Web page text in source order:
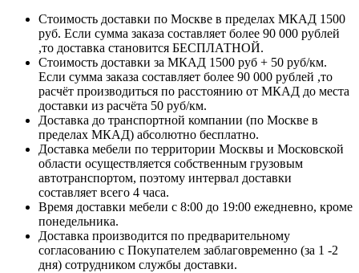
Стоимость доставки по Москве в пределах МКАД 1500
руб. Если сумма заказа составляет более 90 000 рублей
,то доставка становится БЕСПЛАТНОЙ.
Стоимость доставки за МКАД 1500 руб + 50 руб/км.
Если сумма заказа составляет более 90 000 рублей ,то
расчёт производиться по расстоянию от МКАД до места
доставки из расчёта 50 руб/км.
Доставка до транспортной компании (по Москве в
пределах МКАД) абсолютно бесплатно.
Доставка мебели по территории Москвы и Московской
области осуществляется собственным грузовым
автотранспортом, поэтому интервал доставки
составляет всего 4 часа.
Время доставки мебели с 8:00 до 19:00 ежедневно, кроме
понедельника.
Доставка производится по предварительному
согласованию с Покупателем заблаговременно (за 1 -2
дня) сотрудником службы доставки.